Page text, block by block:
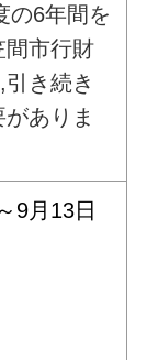
の6年間を
間市行財
き続き
ありま
9月13日